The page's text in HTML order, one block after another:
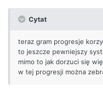
Cytat
teraz gram progresje
to jeszcze pewniejszy
mimo to jak dorzuci się
w tej progresji można